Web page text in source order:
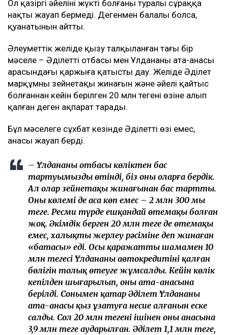
Ол қазіргі әйелінің жүкті болғаны туралы сұраққа
нақты жауап бермеді. Дегенмен балалы болса,
қуанатынын айтты.
Әлеуметтік желіде қызу талқыланған тағы бір
мәселе – Әділеттің отбасы мен Ұлдананың ата-анасы
арасындағы қаржыға қатысты дау. Желіде Әділет
марқұмның зейнетақы жинағын және әйелі қайтыс
болғаннан кейін берілген 20 млн теңгені өзіне алып
қалған деген ақпарат тарады.
Бұл мәселеге сұхбат кезінде Әділеттің өзі емес,
анасы жауап берді.
– Ұлдананың отбасы көліктен бас
тартуымызды өтінді, біз оны оларға бердік.
Ал олар зейнетақы жинағынан бас тартты.
Оның көлемі де аса көп емес – 2 млн 300 мың
теңге. Ресми түрде ешқандай өтемақы болған
жоқ. Әкімдік берген 20 млн теңге де өтемақы
емес, халықтың жерлеу рәсіміне деп жинаған
«батасы» еді. Осы қаражаттың шамамен 10
млн теңгесі Ұлдананың автокредитінің қалған
бөлігін толық өтеуге жұмсалды. Кейін көлік
кепілден шығарылып, оның ата-анасына
берілді. Сонымен қатар Әділет Ұлдананың
ата-анасы қыз ұзатуға несие алғанын еске
салды. Сол 20 млн теңгенің ішінен оның анасына
3,9 млн теңге аударылған. Әділет 1,1 млн теңге,